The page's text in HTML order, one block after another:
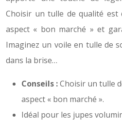
Choisir un tulle de qualité
aspect « bon marché » et
Imaginez un voile en tulle de
dans la brise…
Conseils :Choisir un tulle
aspect « bon marché ».
Idéal pour les jupes